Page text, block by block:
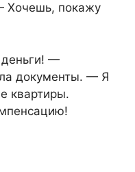
Хочешь, покажу
—
документы. — Я
квартиры.